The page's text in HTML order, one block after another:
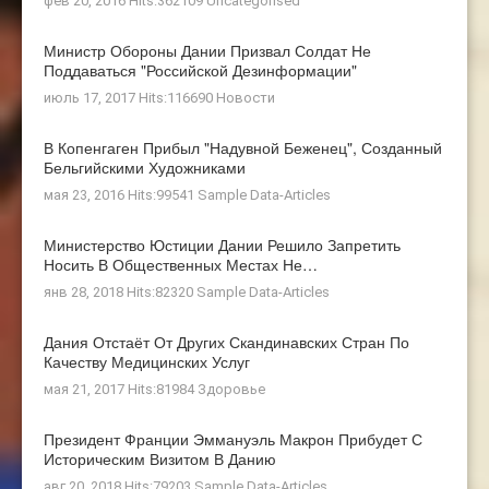
Министр Обороны Дании Призвал Солдат Не
Поддаваться "российской Дезинформации"
июль 17, 2017 Hits:116690 Новости
В Копенгаген Прибыл "Надувной Беженец", Созданный
Бельгийскими Художниками
мая 23, 2016 Hits:99541 Sample Data-Articles
Министерство Юстиции Дании Решило Запретить
Носить В Общественных Местах Не…
янв 28, 2018 Hits:82320 Sample Data-Articles
Дания Отстаёт От Других Скандинавских Стран По
Качеству Медицинских Услуг
мая 21, 2017 Hits:81984 Здоровье
Президент Франции Эммануэль Макрон Прибудет С
Историческим Визитом В Данию